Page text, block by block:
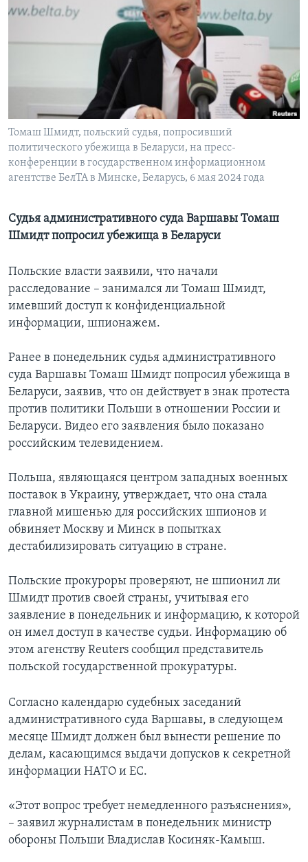
Learning English
Языки
Томаш Шмидт, польский судья, попросивший
политического убежища в Беларуси, на пресс-
конференции в государственном информационном
агентстве БелТА в Минске, Беларусь, 6 мая 2024 года
Судья административного суда Варшавы Томаш
Шмидт попросил убежища в Беларуси
Польские власти заявили, что начали
расследование – занимался ли Томаш Шмидт,
имевший доступ к конфиденциальной
информации, шпионажем.
Ранее в понедельник судья административного
суда Варшавы Томаш Шмидт попросил убежища в
Беларуси, заявив, что он действует в знак протеста
против политики Польши в отношении России и
Беларуси. Видео его заявления было показано
российским телевидением.
Польша, являющаяся центром западных военных
поставок в Украину, утверждает, что она стала
главной мишенью для российских шпионов и
обвиняет Москву и Минск в попытках
дестабилизировать ситуацию в стране.
Польские прокуроры проверяют, не шпионил ли
Шмидт против своей страны, учитывая его
заявление в понедельник и информацию, к которой
он имел доступ в качестве судьи. Информацию об
этом агенству Reuters сообщил представитель
польской государственной прокуратуры.
Согласно календарю судебных заседаний
административного суда Варшавы, в следующем
месяце Шмидт должен был вынести решение по
делам, касающимся выдачи допусков к секретной
информации НАТО и ЕС.
«Этот вопрос требует немедленного разъяснения»,
– заявил журналистам в понедельник министр
обороны Польши Владислав Косиняк-Камыш.